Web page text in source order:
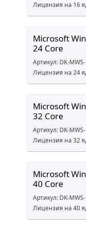
Лицензия на 16
Microsoft
24 Core
Артикул: DK-
Лицензия на 24
Microsoft
32 Core
Артикул: DK-
Лицензия на 32
Microsoft
40 Core
Артикул: DK-
Лицензия на 40